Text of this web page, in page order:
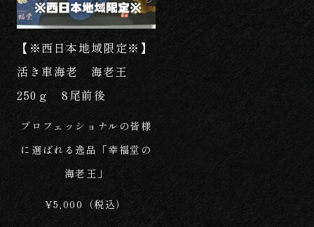
【※西日本地域限定※】
活き車海老 海老王
250ｇ 8尾前後
プロフェッショナルの皆様
に選ばれる逸品「幸福堂の
海老王」
¥5,000（税込）